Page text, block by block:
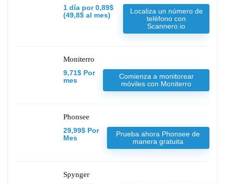
1 día por 0,89$
(49,8$ al mes)
Localiza un número de
teléfono con
Scannero.io
Moniterro
9,71$ Por
mes
Comienza a monitorear
móviles con Moniterro
Phonsee
29,99$ Por
Mes
Prueba ahora Phonsee de
manera gratuita
Spynger